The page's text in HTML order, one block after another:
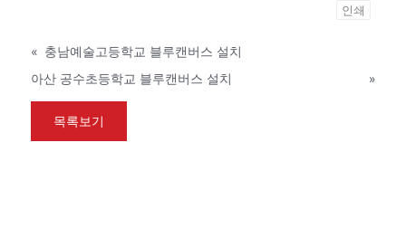
인쇄
« 충남예술고등학교 블루캔버스 설치
아산 공수초등학교 블루캔버스 설치
»
목록보기